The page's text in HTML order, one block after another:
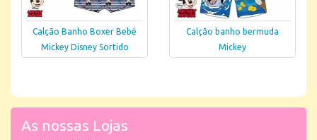
Calção Banho Boxer Bebé
Mickey Disney Sortido
Calção banho bermuda
Mickey
As nossas Lojas